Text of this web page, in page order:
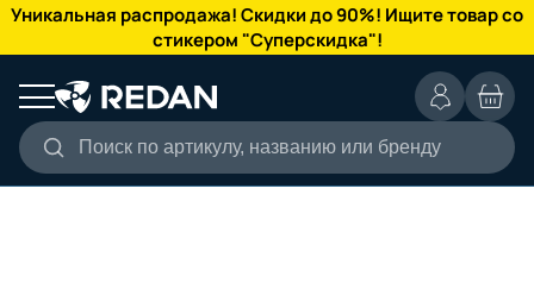
Уникальная распродажа! Скидки до 90%! Ищите товар со
стикером "Суперскидка"!
Поиск по артикулу, названию или бренду
КАТАЛОГ